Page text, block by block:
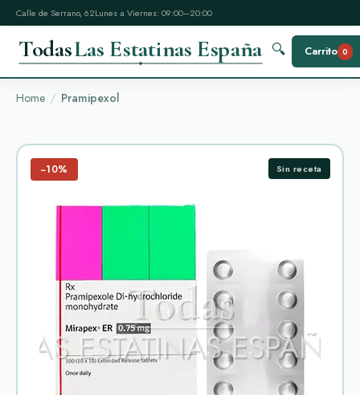
Calle de Serrano, 62Lunes a Viernes: 09:00–20:00
TodasLas Estatinas España 🔍 Carrito 0
Home Pramipexol
−10% Sin receta